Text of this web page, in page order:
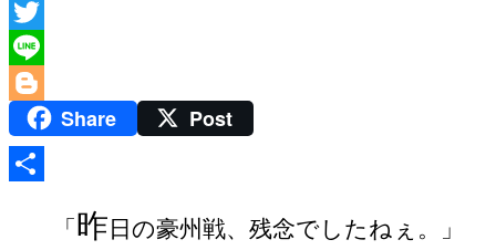
Facebook
Twitter
Line
BloggerShare Post
「 昨 日の豪州戦、残念でしたねぇ。」